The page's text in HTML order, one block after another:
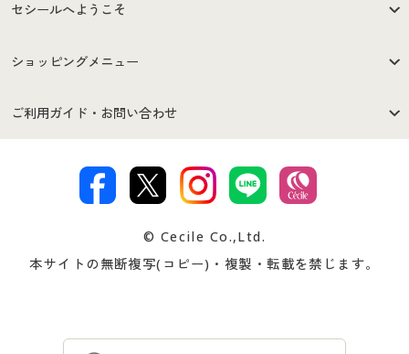
セシールへようこそ
はじめての方へ
セシールご利用規約
著作権・商標について 会社案内
ショッピングメニュー
商品カテゴリ
プレゼント＆キャンペーン サイトマップ
ご利用ガイド・お問い合わせ
交換・返品は お支払は
ついて
忘れの場合
© Cecile Co.,Ltd.
本サイトの無断複写(コピー)・複製・転載を禁じます。